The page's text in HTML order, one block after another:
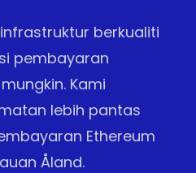
berkualiti
pembayaran
Kami
lebih pantas
Ethereum
Åland.